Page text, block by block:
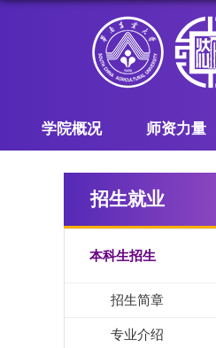
学院概况 师资力量
招生就业
本科生招生
招生简章
专业介绍